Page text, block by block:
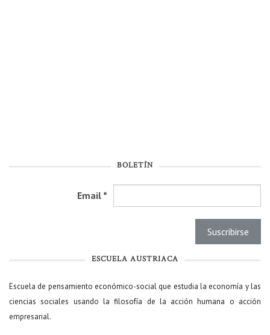
BOLETÍN
Email *
ESCUELA AUSTRIACA
Escuela de pensamiento económico-social que estudia la economía y las
ciencias sociales usando la filosofía de la acción humana o acción
empresarial.